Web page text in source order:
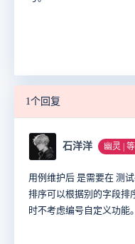
1个回复
石洋洋 幽灵 |
用例维护后 是需要在 测
排序可以根据别的字段排
时不考虑编号自定义功能。